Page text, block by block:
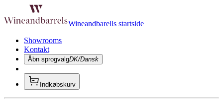
Wineandbarells startside
Showrooms
Kontakt
Åbn sprogvalgDK/Dansk
Indkøbskurv